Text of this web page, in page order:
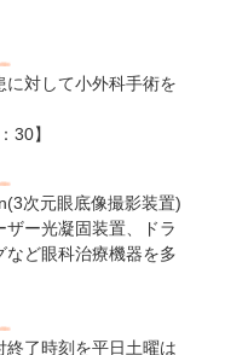
に対して小外科手術を
30】
次元眼底像撮影装置)
ー光凝固装置、ドラ
など眼科治療機器を多
了時刻を平日土曜は